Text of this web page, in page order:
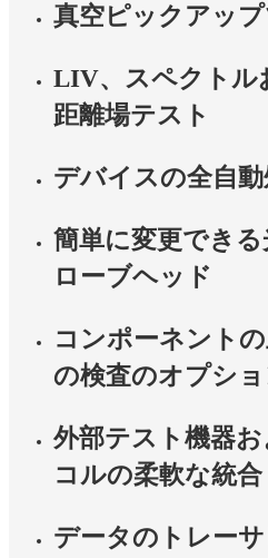
真空ピックアッ
LIV、スペクトル
距離場テスト
デバイスの全自動
簡単に変更でき
ローブヘッド
コンポーネント
の検査のオプシ
外部テスト機器
コルの柔軟な統合
データのトレー